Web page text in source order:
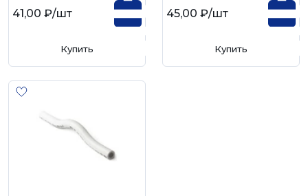
41,00 ₽/шт
Купить
45,00 ₽/шт
Купить